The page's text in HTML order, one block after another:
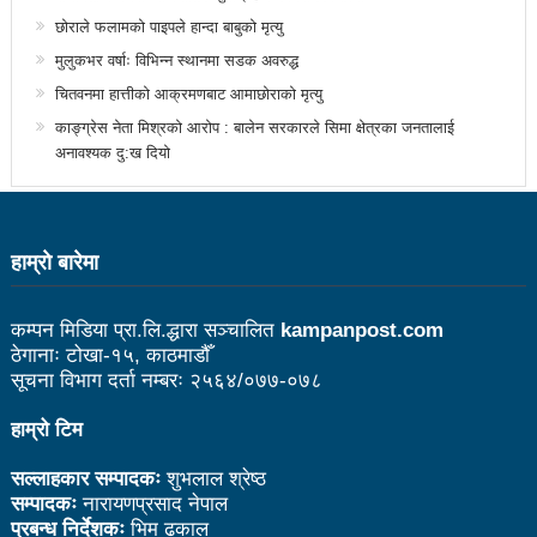
उत्कृष्ट
संविधानसभाबाट संविधान बनाउने मुद्दा जनयुद्धको मुख्य मुद्दा होः
बोगटीको स्मृतिमा रक्तदान कार्यक्रम
संविधानको रक्षा र कार्यान्वयनमा जनताको खबरदारी आवश्यकः
माओवादीमा जनपरिचालनका कार्यक्रमको तयारीः तीन
आयोगको बैठक सकियो
वृत्तचित्र फिल्म ‘गर्ल्स रिराइटिङ डेस्टिनी’ को विशेष प्रदर्शनी
दुईपिपलमा बुधबार रोपाइ जात्राः कलाकारको व्यवस्थापनमा
जनप्रतिनिधि
छोराले फलामको पाइपले हान्दा बाबुको मृत्यु
मुलुकभर वर्षाः विभिन्न स्थानमा सडक अवरुद्ध
चितवनमा हात्तीको आक्रमणबाट आमाछोराको मृत्यु
काङ्ग्रेस नेता मिश्रको आरोप : बालेन सरकारले सिमा क्षेत्रका जनतालाई
अनावश्यक दु:ख दियो
हाम्राे बारेमा
कम्पन मिडिया प्रा.लि.द्धारा सञ्चालित kampanpost.com
ठेगानाः टोखा-१५, काठमाडौँ
सूचना विभाग दर्ता नम्बरः २५६४/०७७-०७८
हाम्रो टिम
सल्लाहकार सम्पादकःशुभलाल श्रेष्ठ
सम्पादकःनारायणप्रसाद नेपाल
प्रबन्ध निर्देशकःभिम ढकाल